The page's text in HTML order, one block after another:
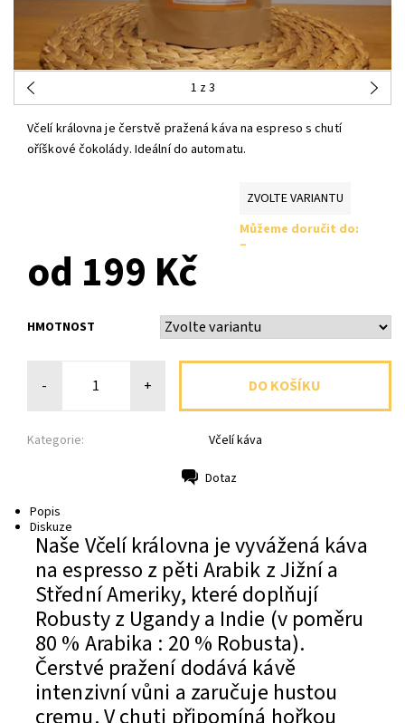
1 z 3
Včelí královna je čerstvě pražená káva na espreso s chutí
oříškové čokolády. Ideální do automatu.
ZVOLTE VARIANTU
Můžeme doručit do:
–
od 199 Kč
HMOTNOST
- +
Kategorie: Včelí káva
Dotaz
Popis
Diskuze
Naše Včelí královna je vyvážená káva
na espresso z pěti Arabik z Jižní a
Střední Ameriky, které doplňují
Robusty z Ugandy a Indie (v poměru
80 % Arabika : 20 % Robusta).
Čerstvé pražení dodává kávě
intenzivní vůni a zaručuje hustou